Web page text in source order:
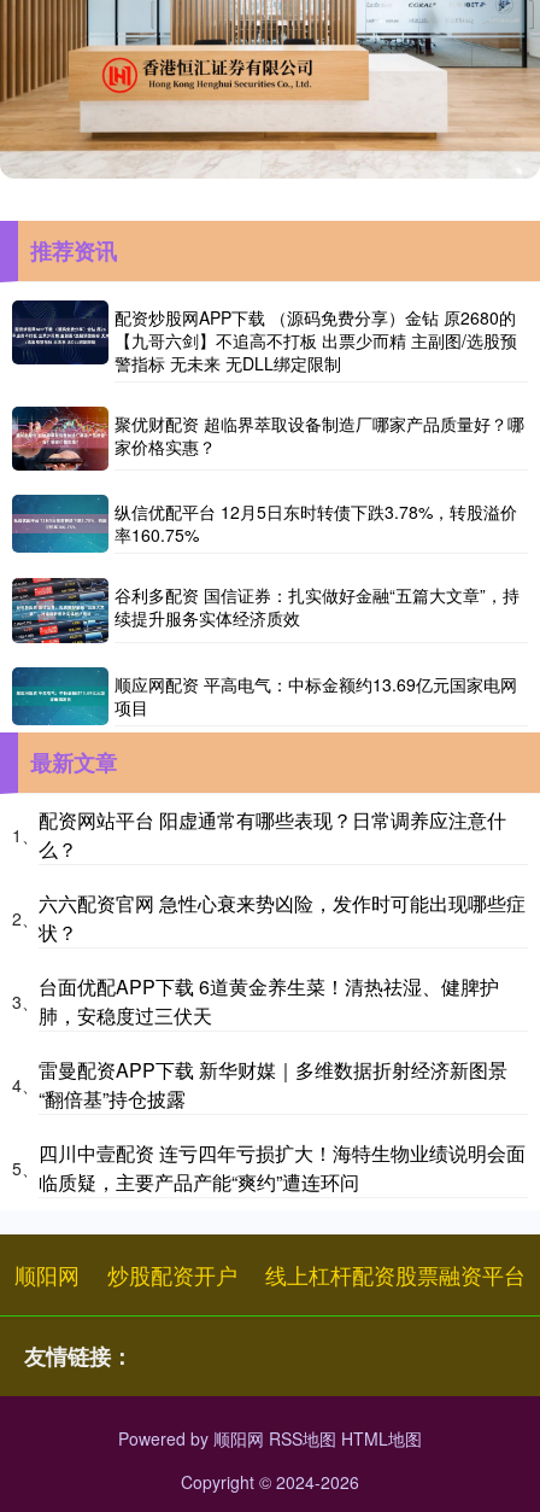
推荐资讯
配资炒股网APP下载 （源码免费分享）金钻 原2680的
【九哥六剑】不追高不打板 出票少而精 主副图/选股预
警指标 无未来 无DLL绑定限制
聚优财配资 超临界萃取设备制造厂哪家产品质量好？哪
家价格实惠？
纵信优配平台 12月5日东时转债下跌3.78%，转股溢价
率160.75%
谷利多配资 国信证券：扎实做好金融“五篇大文章”，持
续提升服务实体经济质效
顺应网配资 平高电气：中标金额约13.69亿元国家电网
项目
最新文章
1、
配资网站平台 阳虚通常有哪些表现？日常调养应注意什
么？
2、
六六配资官网 急性心衰来势凶险，发作时可能出现哪些症
状？
3、
台面优配APP下载 6道黄金养生菜！清热祛湿、健脾护
肺，安稳度过三伏天
4、
雷曼配资APP下载 新华财媒｜多维数据折射经济新图景
“翻倍基”持仓披露
5、
四川中壹配资 连亏四年亏损扩大！海特生物业绩说明会面
临质疑，主要产品产能“爽约”遭连环问
顺阳网 炒股配资开户 线上杠杆配资股票融资平台
友情链接：
Powered by 顺阳网 RSS地图 HTML地图
Copyright © 2024-2026